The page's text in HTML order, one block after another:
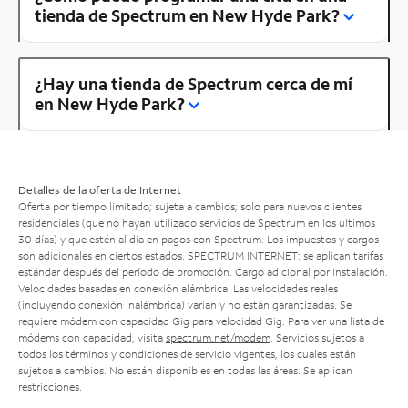
tienda de Spectrum en New Hyde Park?
¿Hay una tienda de Spectrum cerca de mí
en New Hyde Park?
Detalles de la oferta de Internet
Oferta por tiempo limitado; sujeta a cambios; solo para nuevos clientes
residenciales (que no hayan utilizado servicios de Spectrum en los últimos
30 días) y que estén al día en pagos con Spectrum. Los impuestos y cargos
son adicionales en ciertos estados. SPECTRUM INTERNET: se aplican tarifas
estándar después del período de promoción. Cargo adicional por instalación.
Velocidades basadas en conexión alámbrica. Las velocidades reales
(incluyendo conexión inalámbrica) varían y no están garantizadas. Se
requiere módem con capacidad Gig para velocidad Gig. Para ver una lista de
módems con capacidad, visita spectrum.net/modem . Servicios sujetos a
todos los términos y condiciones de servicio vigentes, los cuales están
sujetos a cambios. No están disponibles en todas las áreas. Se aplican
restricciones.